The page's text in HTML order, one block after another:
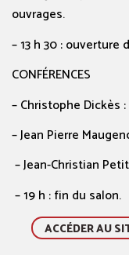
ouvrages.
– 13 h 30 : ouverture
CONFÉRENCES
– Christophe Dickès :
– Jean Pierre
– Jean-Christian
– 19 h : fin du salon.
ACCÉDER AU